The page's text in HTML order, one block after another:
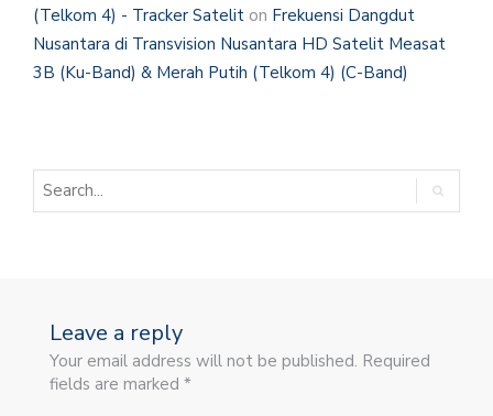
(Telkom 4) - Tracker Satelit on Frekuensi Dangdut
Nusantara di Transvision Nusantara HD Satelit Measat
3B (Ku-Band) & Merah Putih (Telkom 4) (C-Band)
Leave a reply
Your email address will not be published. Required
fields are marked *